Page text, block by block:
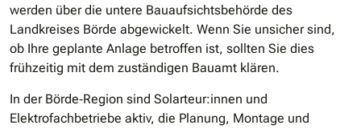
werden über die untere Bauaufsichtsbehörde des
Landkreises Börde abgewickelt. Wenn Sie unsicher sind,
ob Ihre geplante Anlage betroffen ist, sollten Sie dies
frühzeitig mit dem zuständigen Bauamt klären.
In der Börde‑Region sind Solarteur:innen und
Elektrofachbetriebe aktiv, die Planung, Montage und